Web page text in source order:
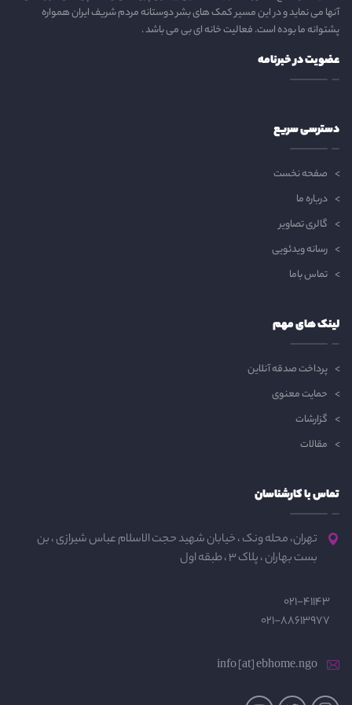
آنها می نماید و در این مسیر کمک های بشر دوستانه مردم شریف ایران همواره
پشتوانه ما بوده است. فعالیت خانه ای بی می باشد .
عضویت در خبرنامه
دسترسی سریع
صفحه نخست
درباره ما
گالری تصاویر
رسانه ویدئویی
تماس باما
لینک های مهم
پرداخت صدقه آنلاین
حمایت معنوی
گزارشات
مقالات
تماس با کارشناسان
تهران، محله ونک ، خیابان شهید حجت الاسلام عباس شیرازی ، بن
بست بهاران ، پلاک 3 ، طبقه اول
021-41143
021-88613977
info [at] ebhome.ngo